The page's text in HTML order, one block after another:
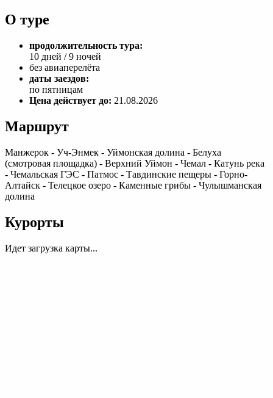
О туре
продолжительность тура:
10 дней / 9 ночей
без авиаперелёта
даты заездов:
по пятницам
Цена действует до: 21.08.2026
Маршрут
Манжерок - Уч-Энмек - Уймонская долина - Белуха
(смотровая площадка) - Верхний Уймон - Чемал - Катунь река
- Чемальская ГЭС - Патмос - Тавдинские пещеры - Горно-
Алтайск - Телецкое озеро - Каменные грибы - Чулышманская
долина
Курорты
Идет загрузка карты...